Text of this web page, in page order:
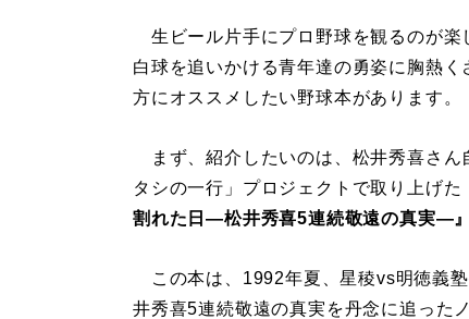
生ビール片手にプロ野球を観るのが楽
白球を追いかける青年達の勇姿に胸熱く
方にオススメしたい野球本があります。
まず、紹介したいのは、松井秀喜さん
タシの一行」プロジェクトで取り上げた
割れた日―松井秀喜5連続敬遠の真実―』
この本は、1992年夏、星稜vs明徳義
井秀喜5連続敬遠の真実を丹念に追った